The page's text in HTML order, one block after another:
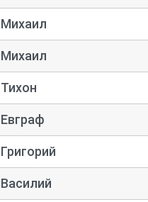
Михаил
Михаил
Тихон
Евграф
Григорий
Василий